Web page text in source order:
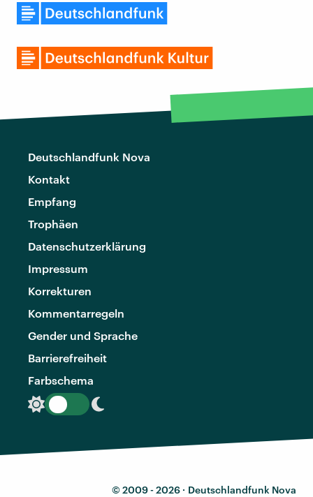
Deutschlandfunk Nova
Kontakt
Empfang
Trophäen
Datenschutzerklärung
Impressum
Korrekturen
Kommentarregeln
Gender und Sprache
Barrierefreiheit
Farbschema
© 2009 - 2026 · Deutschlandfunk Nova